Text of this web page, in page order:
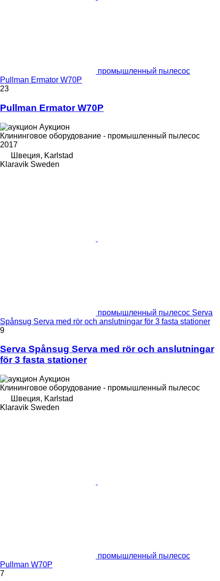
промышленный пылесос
Pullman Ermator W70P
23
Pullman Ermator W70P
Аукцион
Клининговое оборудование - промышленный пылесос
2017
Швеция, Karlstad
Klaravik Sweden
промышленный пылесос Serva
Spånsug Serva med rör och anslutningar för 3 fasta stationer
9
Serva Spånsug Serva med rör och anslutningar
för 3 fasta stationer
Аукцион
Клининговое оборудование - промышленный пылесос
Швеция, Karlstad
Klaravik Sweden
промышленный пылесос
Pullman W70P
7